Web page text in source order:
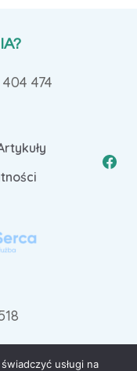
474
usługi na